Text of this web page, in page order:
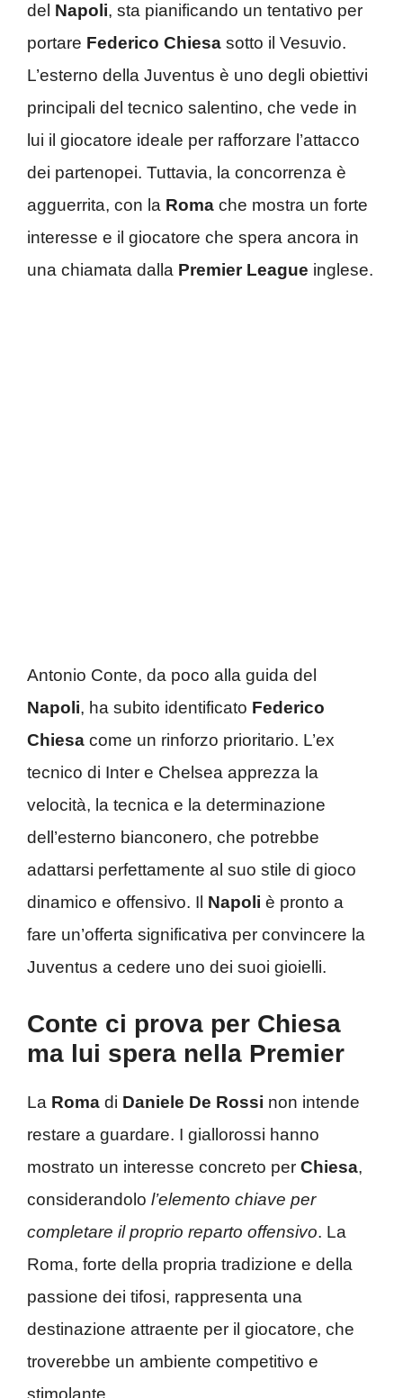
del Napoli, sta pianificando un tentativo per
portare Federico Chiesa sotto il Vesuvio.
L’esterno della Juventus è uno degli obiettivi
principali del tecnico salentino, che vede in
lui il giocatore ideale per rafforzare l’attacco
dei partenopei. Tuttavia, la concorrenza è
agguerrita, con la Roma che mostra un forte
interesse e il giocatore che spera ancora in
una chiamata dalla Premier League inglese.
Antonio Conte, da poco alla guida del
Napoli, ha subito identificato Federico
Chiesa come un rinforzo prioritario. L’ex
tecnico di Inter e Chelsea apprezza la
velocità, la tecnica e la determinazione
dell’esterno bianconero, che potrebbe
adattarsi perfettamente al suo stile di gioco
dinamico e offensivo. Il Napoli è pronto a
fare un’offerta significativa per convincere la
Juventus a cedere uno dei suoi gioielli.
Conte ci prova per Chiesa
ma lui spera nella Premier
La Roma di Daniele De Rossi non intende
restare a guardare. I giallorossi hanno
mostrato un interesse concreto per Chiesa,
considerandolo l’elemento chiave per
completare il proprio reparto offensivo. La
Roma, forte della propria tradizione e della
passione dei tifosi, rappresenta una
destinazione attraente per il giocatore, che
troverebbe un ambiente competitivo e
stimolante.